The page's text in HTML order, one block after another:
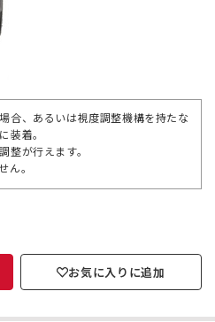
合、あるいは視度調整機構を持たな
装着。
整が行えます。
ん。
お気に入りに追加